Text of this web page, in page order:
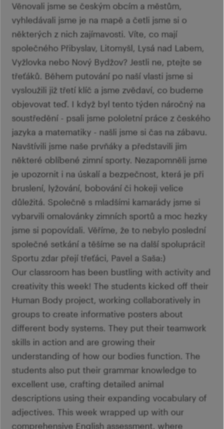
Věnovali jsme se českým obcím a městům,
vyhledávali jsme je na mapě a četli jsme si o
některých z nich zajímavosti. Víte, co mají
společného Přibyslav, Litomyšl, Lysá nad Labem,
Vyžlovka nebo Nový Bydžov? Jestli ne, ptejte se
třeťáků. Během putování po naší vlasti jsme si
vysloužili již třetí klíč a jsme zvědaví, co budeme
objevovat teď. I když byl tento týden náročný na
soustředění - psali jsme pololetní práce z českého
jazyka a matematiky - našli jsme si čas na zábavu.
Navštívili jsme naše prvňáky a představili jim
některé oblíbené zimní sporty. Nezapomněli jsme
je upozornit i na úskalí a bezpečnost, která je při
bruslení, lyžování, bobování či hokeji velice
důležitá. Společně s mladšími kamarády jsme si
vybarvili omalovánky zimních sportů a moc hezky
jsme si popovídali. Věříme, že to nebylo poslední
společné setkání a těšíme se na další spolupráci!
Sportu zdar přejí třeťáci, Pavel a Saša:)
Our classroom has been bustling with activity and
creativity this week! The students kicked off their
Human Body project, working collaboratively in
groups to create informative posters about
different body systems. They put their teamwork
skills in action and are growing their
understanding of how our bodies function. The
students also put their grammar knowledge to
excellent use, crafting detailed animal
descriptions using their expanding vocabulary of
adjectives. This week wrapped up with our
comprehensive English assessment, where